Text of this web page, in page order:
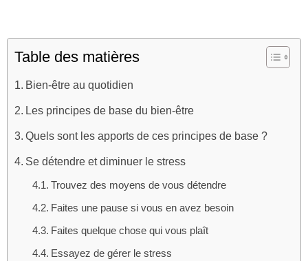
Table des matières
Bien-être au quotidien
Les principes de base du bien-être
Quels sont les apports de ces principes de base ?
Se détendre et diminuer le stress
Trouvez des moyens de vous détendre
Faites une pause si vous en avez besoin
Faites quelque chose qui vous plaît
Essayez de gérer le stress